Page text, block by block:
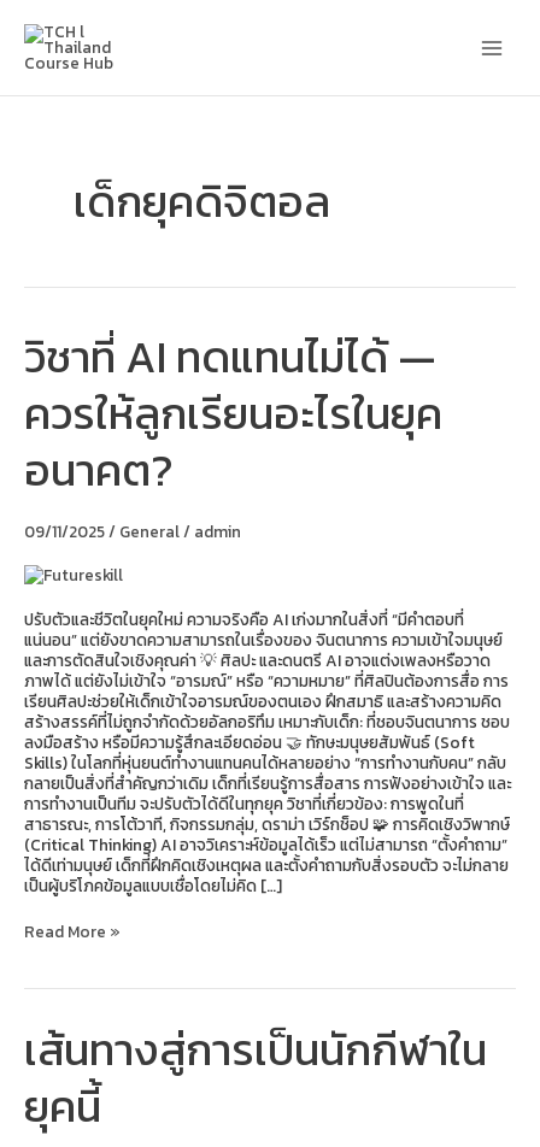
content
เด็กยุคดิจิตอล
วิชาที่ AI ทดแทนไม่ได้ —
ควรให้ลูกเรียนอะไรในยุค
อนาคต?
09/11/2025/ General/ admin
ปรับตัวและชีวิตในยุคใหม่ ความจริงคือ AI เก่งมากในสิ่งที่ “มีคำตอบที่
แน่นอน” แต่ยังขาดความสามารถในเรื่องของ จินตนาการ ความเข้าใจมนุษย์
และการตัดสินใจเชิงคุณค่า 💡 ศิลปะ และดนตรี AI อาจแต่งเพลงหรือวาด
ภาพได้ แต่ยังไม่เข้าใจ “อารมณ์” หรือ “ความหมาย” ที่ศิลปินต้องการสื่อ การ
เรียนศิลปะช่วยให้เด็กเข้าใจอารมณ์ของตนเอง ฝึกสมาธิ และสร้างความคิด
สร้างสรรค์ที่ไม่ถูกจำกัดด้วยอัลกอริทึม เหมาะกับเด็ก: ที่ชอบจินตนาการ ชอบ
ลงมือสร้าง หรือมีความรู้สึกละเอียดอ่อน 🤝 ทักษะมนุษยสัมพันธ์ (Soft
Skills) ในโลกที่หุ่นยนต์ทำงานแทนคนได้หลายอย่าง “การทำงานกับคน” กลับ
กลายเป็นสิ่งที่สำคัญกว่าเดิม เด็กที่เรียนรู้การสื่อสาร การฟังอย่างเข้าใจ และ
การทำงานเป็นทีม จะปรับตัวได้ดีในทุกยุค วิชาที่เกี่ยวข้อง: การพูดในที่
สาธารณะ, การโต้วาที, กิจกรรมกลุ่ม, ดราม่า เวิร์กช็อป 🧩 การคิดเชิงวิพากษ์
(Critical Thinking) AI อาจวิเคราะห์ข้อมูลได้เร็ว แต่ไม่สามารถ “ตั้งคำถาม”
ได้ดีเท่ามนุษย์ เด็กที่ฝึกคิดเชิงเหตุผล และตั้งคำถามกับสิ่งรอบตัว จะไม่กลาย
เป็นผู้บริโภคข้อมูลแบบเชื่อโดยไม่คิด […]
วิชา
ที่
AI
ไม่
—
ควร
ลูก
เรียน
อะไร
ใน
อนาคต?
Read More »
เส้นทางสู่การเป็นนักกีฬาใน
ยุคนี้
ทาง
สู่
การ
เป็น
นักกีฬา